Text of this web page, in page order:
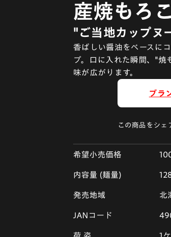
産焼もろ
"ご当地カップヌ
香ばしい醤油をベースに
プ。口に入れた瞬間、"焼
味が広がります。
ブラ
この商品をシェ
希望小売価格
内容量 (麺量)
発売地域 北
JANコード
荷 姿 1